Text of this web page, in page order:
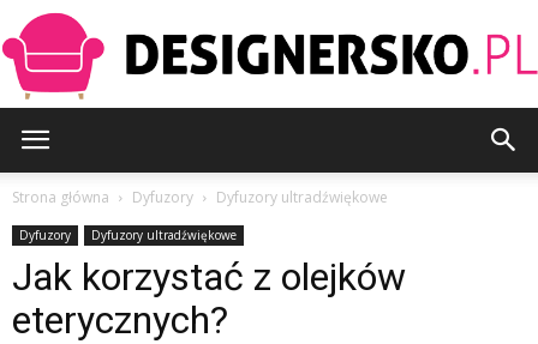
Strona główna Dyfuzory Dyfuzory ultradźwiękowe
Dyfuzory Dyfuzory ultradźwiękowe
Jak korzystać z olejków
eterycznych?